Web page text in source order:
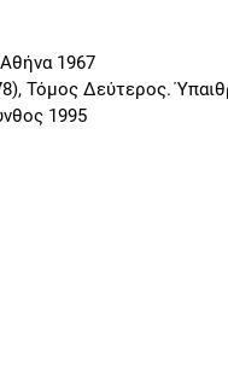
1967
Τόμος Δεύτερος.
1995